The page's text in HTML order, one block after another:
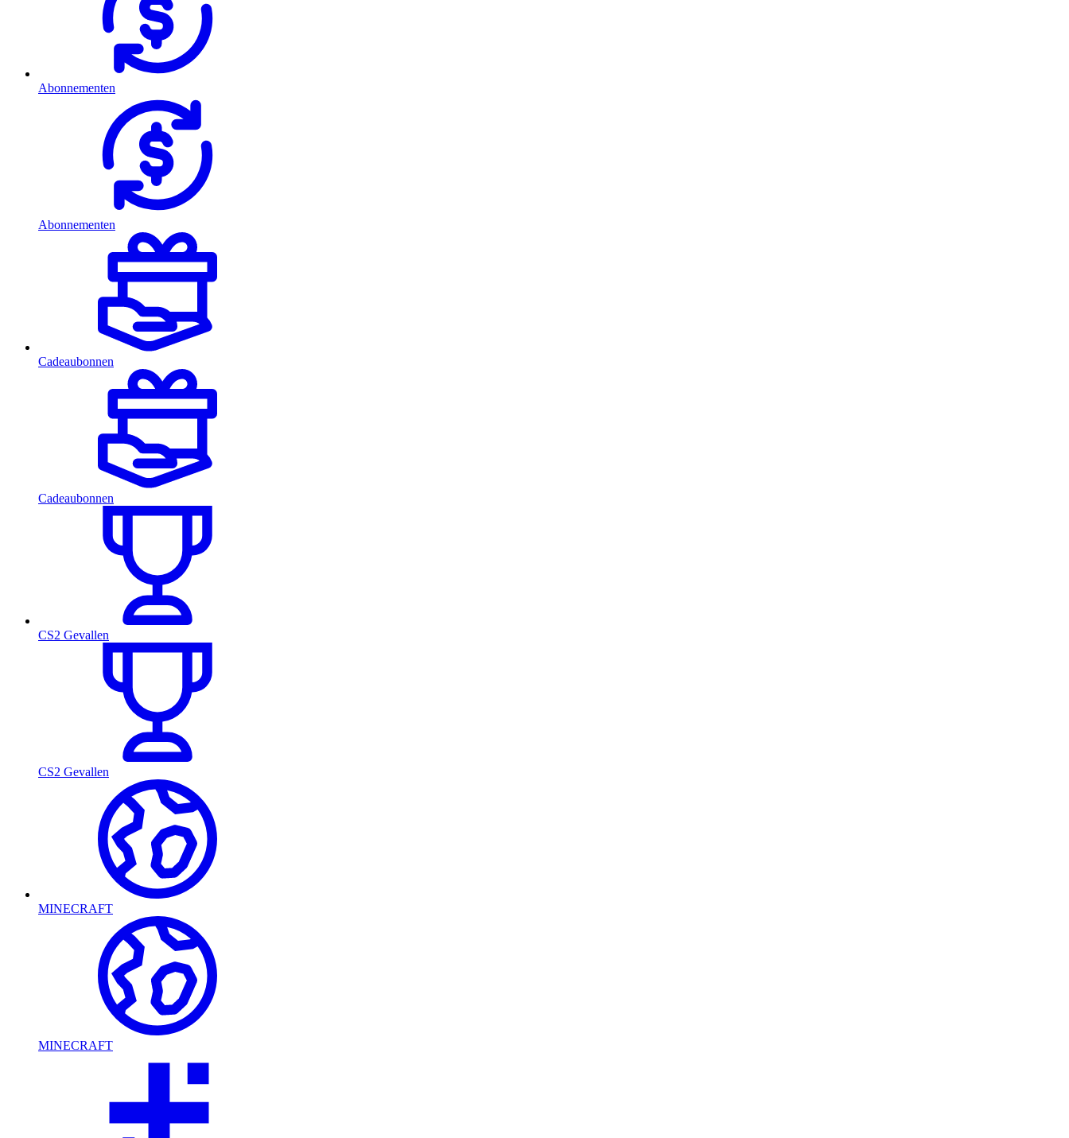
Abonnementen
Abonnementen
Cadeaubonnen
Cadeaubonnen
CS2 Gevallen
CS2 Gevallen
MINECRAFT
MINECRAFT